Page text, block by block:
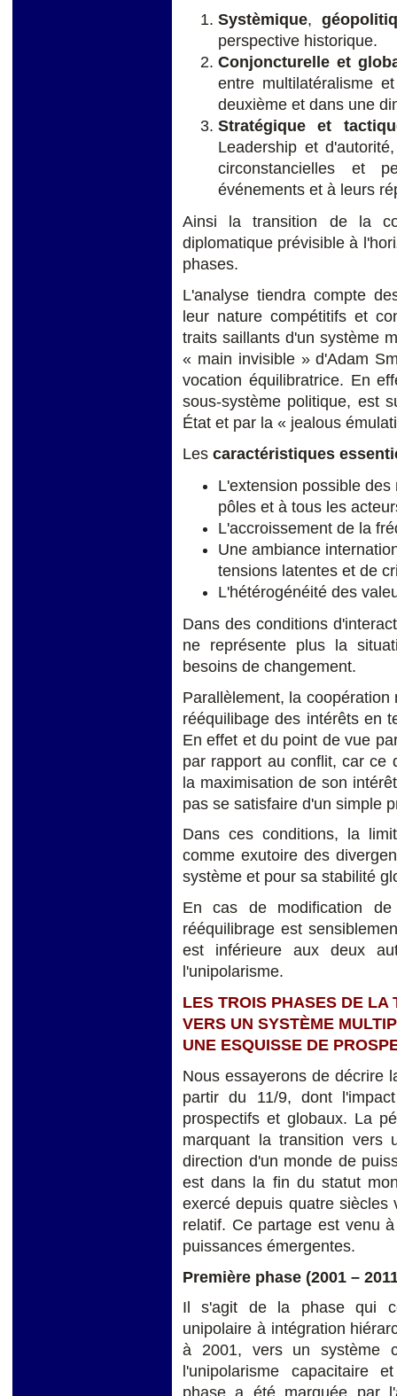
Systèmique,
perspective historique.
Conjoncturelle et
entre multilatéralisme
deuxième et dans une
Stratégique et
Leadership et
circonstancielles et
événements et à leurs
Ainsi la transition de la
diplomatique prévisible à
phases.
L'analyse tiendra compte
leur nature compétitifs et
traits saillants d'un système
« main invisible » d'Adam
vocation équilibratrice. En
sous-système politique, est
État et par la « jealous
Les caractéristiques
L'extension possible
pôles et à tous les
L'accroissement de la
Une ambiance
tensions latentes et de
L'hétérogénéité des
Dans des conditions
ne représente plus la
besoins de changement.
Parallèlement, la
rééquilibage des intérêts en
En effet et du point de vue
par rapport au conflit, car ce
la maximisation de son
pas se satisfaire d'un simple
Dans ces conditions, la
comme exutoire des
système et pour sa stabilité
En cas de modification
rééquilibrage est
est inférieure aux deux
l'unipolarisme.
LES TROIS PHASES DE LA
VERS UN SYSTÈME
UNE ESQUISSE DE
Nous essayerons de décrire
partir du 11/9, dont
prospectifs et globaux. La
marquant la transition vers
direction d'un monde de
est dans la fin du statut
exercé depuis quatre
relatif. Ce partage est venu
puissances émergentes.
Première phase (2001 –
Il s'agit de la phase qui
unipolaire à intégration
à 2001, vers un système
l'unipolarisme capacitaire